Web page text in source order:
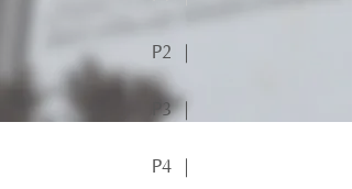
P2 ｜
P3 ｜
P4 ｜